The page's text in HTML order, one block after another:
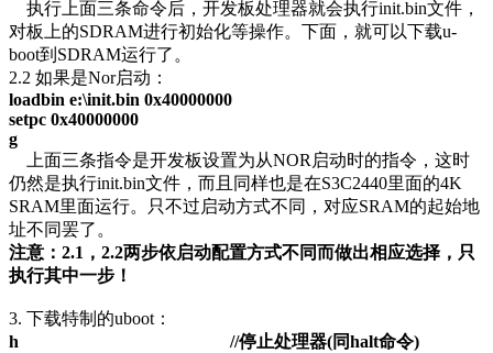
执行上面三条命令后，开发板处理器就会执行init.bin文件，
对板上的SDRAM进行初始化等操作。下面，就可以下载u-
boot到SDRAM运行了。
2.2 如果是Nor启动：
loadbin e:\init.bin 0x40000000
setpc 0x40000000
g
上面三条指令是开发板设置为从NOR启动时的指令，这时
仍然是执行init.bin文件，而且同样也是在S3C2440里面的4K
SRAM里面运行。只不过启动方式不同，对应SRAM的起始地
址不同罢了。
注意： 2.1 ， 2.2两步依启动配置方式不同而做出相应选择，只
执行其中一步！
3. 下载特制的uboot：
h //停止处理器(同halt命令)